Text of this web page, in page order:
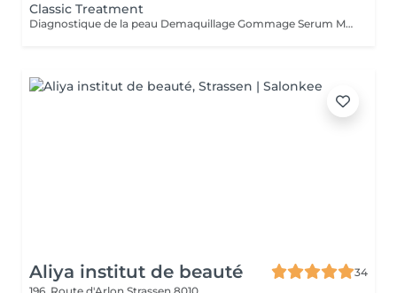
Classic Treatment
Diagnostique de la peau Demaquillage Gommage Serum Masque Massage Creme de soin Conseil
Aliya institut de beauté
34